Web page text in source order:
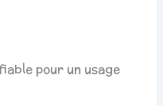
pour un usage